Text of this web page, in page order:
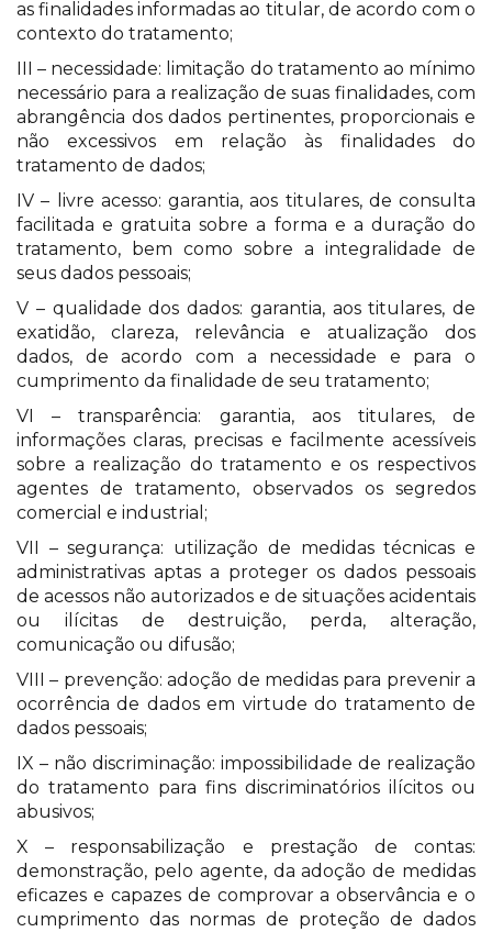
as finalidades informadas ao titular, de acordo com o
contexto do tratamento;
III – necessidade: limitação do tratamento ao mínimo
necessário para a realização de suas finalidades, com
abrangência dos dados pertinentes, proporcionais e
não excessivos em relação às finalidades do
tratamento de dados;
IV – livre acesso: garantia, aos titulares, de consulta
facilitada e gratuita sobre a forma e a duração do
tratamento, bem como sobre a integralidade de
seus dados pessoais;
V – qualidade dos dados: garantia, aos titulares, de
exatidão, clareza, relevância e atualização dos
dados, de acordo com a necessidade e para o
cumprimento da finalidade de seu tratamento;
VI – transparência: garantia, aos titulares, de
informações claras, precisas e facilmente acessíveis
sobre a realização do tratamento e os respectivos
agentes de tratamento, observados os segredos
comercial e industrial;
VII – segurança: utilização de medidas técnicas e
administrativas aptas a proteger os dados pessoais
de acessos não autorizados e de situações acidentais
ou ilícitas de destruição, perda, alteração,
comunicação ou difusão;
VIII – prevenção: adoção de medidas para prevenir a
ocorrência de dados em virtude do tratamento de
dados pessoais;
IX – não discriminação: impossibilidade de realização
do tratamento para fins discriminatórios ilícitos ou
abusivos;
X – responsabilização e prestação de contas:
demonstração, pelo agente, da adoção de medidas
eficazes e capazes de comprovar a observância e o
cumprimento das normas de proteção de dados